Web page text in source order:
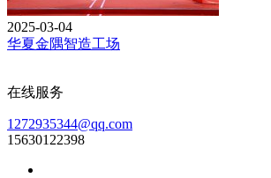
2025-03-04
华夏金隅智造工场
在线服务
1272935344@qq.com
15630122398